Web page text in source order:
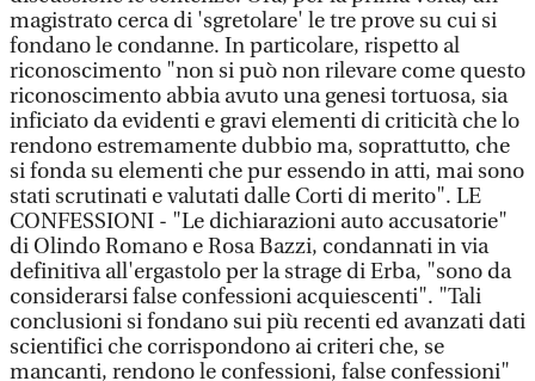
magistrato cerca di 'sgretolare' le tre prove su cui si
fondano le condanne. In particolare, rispetto al
riconoscimento "non si può non rilevare come questo
riconoscimento abbia avuto una genesi tortuosa, sia
inficiato da evidenti e gravi elementi di criticità che lo
rendono estremamente dubbio ma, soprattutto, che
si fonda su elementi che pur essendo in atti, mai sono
stati scrutinati e valutati dalle Corti di merito". LE
CONFESSIONI - "Le dichiarazioni auto accusatorie"
di Olindo Romano e Rosa Bazzi, condannati in via
definitiva all'ergastolo per la strage di Erba, "sono da
considerarsi false confessioni acquiescenti". "Tali
conclusioni si fondano sui più recenti ed avanzati dati
scientifici che corrispondono ai criteri che, se
mancanti, rendono le confessioni, false confessioni"